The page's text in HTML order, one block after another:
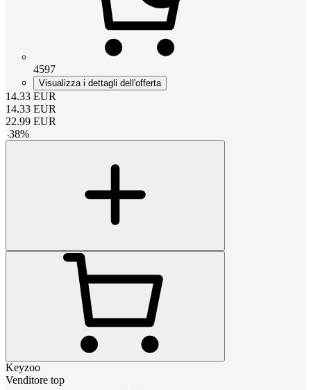
4597
Visualizza i dettagli dell'offerta
14.33 EUR
14.33 EUR
22.99 EUR
-38%
Keyzoo
Venditore top